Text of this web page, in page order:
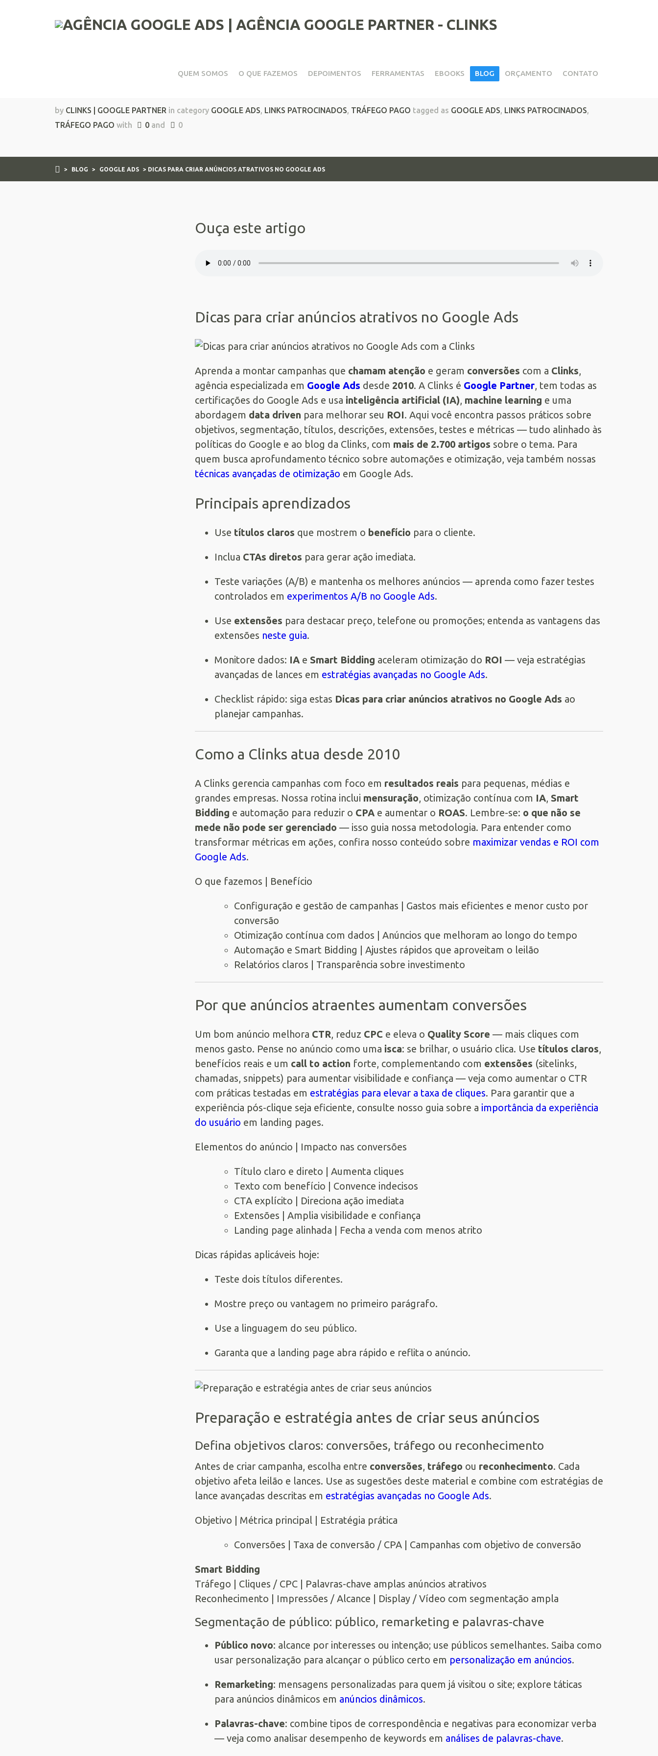
QUEM SOMOS O QUE FAZEMOS DEPOIMENTOS FERRAMENTAS EBOOKS BLOG ORÇAMENTO CONTATO
Dicas para criar anúncios atrativos no Google Ads
by CLINKS | GOOGLE PARTNER in category GOOGLE ADS, LINKS PATROCINADOS, TRÁFEGO PAGO tagged as GOOGLE ADS, LINKS PATROCINADOS,
TRÁFEGO PAGO with 0 and 0
> BLOG > GOOGLE ADS > DICAS PARA CRIAR ANÚNCIOS ATRATIVOS NO GOOGLE ADS
Ouça este artigo
Dicas para criar anúncios atrativos no Google Ads
Aprenda a montar campanhas que chamam atenção e geram conversões com a Clinks,
agência especializada em Google Ads desde 2010. A Clinks é Google Partner, tem todas as
certificações do Google Ads e usa inteligência artificial (IA), machine learning e uma
abordagem data driven para melhorar seu ROI. Aqui você encontra passos práticos sobre
objetivos, segmentação, títulos, descrições, extensões, testes e métricas — tudo alinhado às
políticas do Google e ao blog da Clinks, com mais de 2.700 artigos sobre o tema. Para
quem busca aprofundamento técnico sobre automações e otimização, veja também nossas
técnicas avançadas de otimização em Google Ads.
Principais aprendizados
Use títulos claros que mostrem o benefício para o cliente.
Inclua CTAs diretos para gerar ação imediata.
Teste variações (A/B) e mantenha os melhores anúncios — aprenda como fazer testes
controlados em experimentos A/B no Google Ads.
Use extensões para destacar preço, telefone ou promoções; entenda as vantagens das
extensões neste guia.
Monitore dados: IAe Smart Bidding aceleram otimização do ROI — veja estratégias
avançadas de lances em estratégias avançadas no Google Ads.
Checklist rápido: siga estas Dicas para criar anúncios atrativos no Google Ads ao
planejar campanhas.
Como a Clinks atua desde 2010
A Clinks gerencia campanhas com foco em resultados reais para pequenas, médias e
grandes empresas. Nossa rotina inclui mensuração, otimização contínua com IA, Smart
Bidding e automação para reduzir o CPAe aumentar o ROAS. Lembre-se: o que não se
mede não pode ser gerenciado — isso guia nossa metodologia. Para entender como
transformar métricas em ações, confira nosso conteúdo sobre maximizar vendas e ROI com
Google Ads.
O que fazemos | Benefício
Configuração e gestão de campanhas | Gastos mais eficientes e menor custo por
conversão
Otimização contínua com dados | Anúncios que melhoram ao longo do tempo
Automação e Smart Bidding | Ajustes rápidos que aproveitam o leilão
Relatórios claros | Transparência sobre investimento
Por que anúncios atraentes aumentam conversões
Um bom anúncio melhora CTR, reduz CPCe eleva o Quality Score — mais cliques com
menos gasto. Pense no anúncio como uma isca: se brilhar, o usuário clica. Use títulos claros,
benefícios reais e um call to action forte, complementando com extensões (sitelinks,
chamadas, snippets) para aumentar visibilidade e confiança — veja como aumentar o CTR
com práticas testadas em estratégias para elevar a taxa de cliques. Para garantir que a
experiência pós-clique seja eficiente, consulte nosso guia sobre a importância da experiência
do usuário em landing pages.
Elementos do anúncio | Impacto nas conversões
Título claro e direto | Aumenta cliques
Texto com benefício | Convence indecisos
CTA explícito | Direciona ação imediata
Extensões | Amplia visibilidade e confiança
Landing page alinhada | Fecha a venda com menos atrito
Dicas rápidas aplicáveis hoje:
Teste dois títulos diferentes.
Mostre preço ou vantagem no primeiro parágrafo.
Use a linguagem do seu público.
Garanta que a landing page abra rápido e reflita o anúncio.
Preparação e estratégia antes de criar seus anúncios
Defina objetivos claros: conversões, tráfego ou reconhecimento
Antes de criar campanha, escolha entre conversões, tráfego ou reconhecimento. Cada
objetivo afeta leilão e lances. Use as sugestões deste material e combine com estratégias de
lance avançadas descritas em estratégias avançadas no Google Ads.
Objetivo | Métrica principal | Estratégia prática
Conversões | Taxa de conversão / CPA | Campanhas com objetivo de conversão
Smart Bidding
Tráfego | Cliques / CPC | Palavras-chave amplas anúncios atrativos
Reconhecimento | Impressões / Alcance | Display / Vídeo com segmentação ampla
Segmentação de público: público, remarketing e palavras-chave
Público novo: alcance por interesses ou intenção; use públicos semelhantes. Saiba como
usar personalização para alcançar o público certo em personalização em anúncios.
Remarketing: mensagens personalizadas para quem já visitou o site; explore táticas
para anúncios dinâmicos em anúncios dinâmicos.
Palavras-chave: combine tipos de correspondência e negativas para economizar verba
— veja como analisar desempenho de keywords em análises de palavras-chave.